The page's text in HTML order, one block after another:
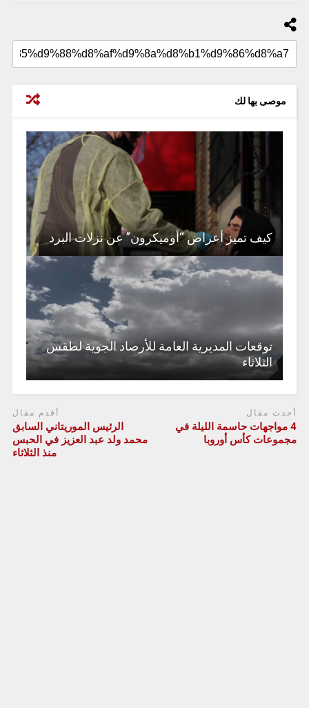
موصى بها لك
كيف تميز أعراض “أوميكرون” عن نزلات البرد
توقعات المديرية العامة للأرصاد الجوية لطقس
الثلاثاء
أحدث مقال
4 مواجهات حاسمة الليلة في
مجموعات كأس أوروبا
أقدم مقال
الرئيس الموريتاني السابق
محمد ولد عبد العزيز في الحبس
منذ الثلاثاء